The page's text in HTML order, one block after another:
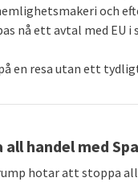
och
nå ett avtal med EU
en resa utan ett
handel med
hotar att stoppa